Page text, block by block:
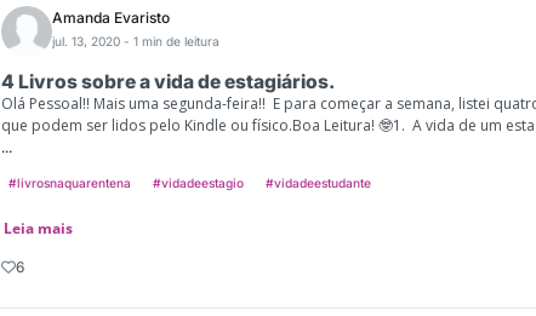
Amanda Evaristo
jul. 13, 2020 - 1 min de leitura
4 Livros sobre a vida de estagiários.
Olá Pessoal!! Mais uma segunda-feira!! E para começar a semana, listei
que podem ser lidos pelo Kindle ou físico.Boa Leitura! 🤓1. A vida de um
...
#livrosnaquarentena #vidadeestagio #vidadeestudante
Leia mais
6